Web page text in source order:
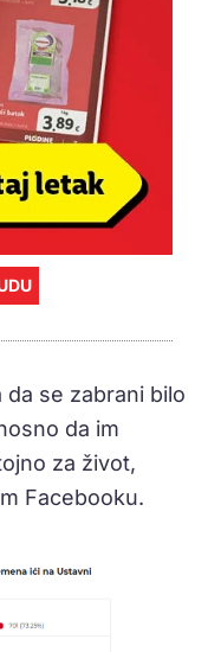
da se zabrani bilo
da im
za život,
Facebooku.